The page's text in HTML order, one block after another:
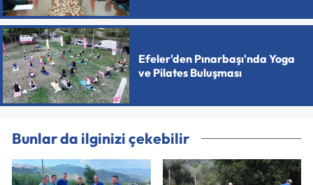
Efeler'den Pınarbaşı'nda Yoga
ve Pilates Buluşması
Bunlar da ilginizi çekebilir